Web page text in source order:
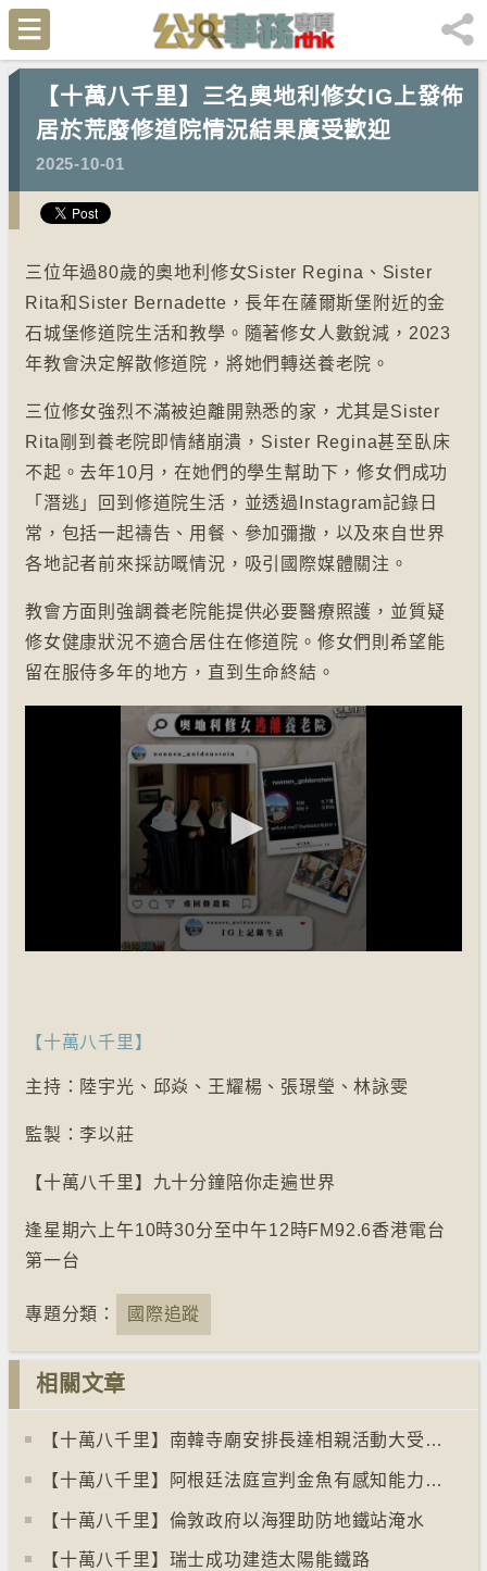
【十萬八千里】三名奧地利修女IG上發佈
居於荒廢修道院情況結果廣受歡迎
2025-10-01
三位年過80歲的奧地利修女Sister Regina、Sister
Rita和Sister Bernadette，長年在薩爾斯堡附近的金
石城堡修道院生活和教學。隨著修女人數銳減，2023
年教會決定解散修道院，將她們轉送養老院。
三位修女強烈不滿被迫離開熟悉的家，尤其是Sister
Rita剛到養老院即情緒崩潰，Sister Regina甚至臥床
不起。去年10月，在她們的學生幫助下，修女們成功
「潛逃」回到修道院生活，並透過Instagram記錄日
常，包括一起禱告、用餐、參加彌撒，以及來自世界
各地記者前來採訪嘅情況，吸引國際媒體關注。
教會方面則強調養老院能提供必要醫療照護，並質疑
修女健康狀況不適合居住在修道院。修女們則希望能
留在服侍多年的地方，直到生命終結。
【十萬八千里】
主持：陸宇光、邱焱、王耀楊、張璟瑩、林詠雯
監製：李以莊
【十萬八千里】九十分鐘陪你走遍世界
逢星期六上午10時30分至中午12時FM92.6香港電台
第一台
專題分類： 國際追蹤
相關文章
【十萬八千里】南韓寺廟安排長達相親活動大受歡迎
【十萬八千里】阿根廷法庭宣判金魚有感知能力須從壽司店移走
【十萬八千里】倫敦政府以海狸助防地鐵站淹水
【十萬八千里】瑞士成功建造太陽能鐵路